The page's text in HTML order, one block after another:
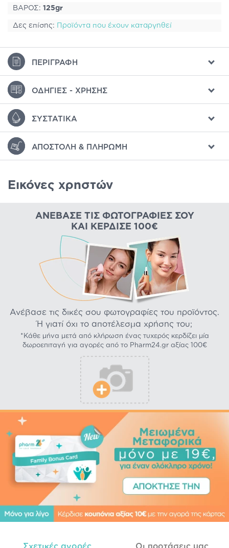
ΒΑΡΟΣ: 125gr
Δες επίσης: Προϊόντα που έχουν καταργηθεί
ΠΕΡΙΓΡΑΦΉ
ΟΔΗΓΊΕΣ - ΧΡΉΣΗΣ
ΣΥΣΤΑΤΙΚΆ
ΑΠΟΣΤΟΛΉ & ΠΛΗΡΩΜΉ
Εικόνες χρηστών
ΑΝΈΒΑΣΕ ΤΙΣ ΦΩΤΟΓΡΑΦΊΕΣ ΣΟΥ
ΚΑΙ ΚΈΡΔΙΣΕ 100€
Ανέβασε τις δικές σου φωτογραφίες του προϊόντος.
Ή γιατί όχι το αποτέλεσμα χρήσης του;
*Κάθε μήνα μετά από κλήρωση ένας τυχερός κερδίζει μία
δωροεπιταγή για αγορές από το Pharm24.gr αξίας 100€